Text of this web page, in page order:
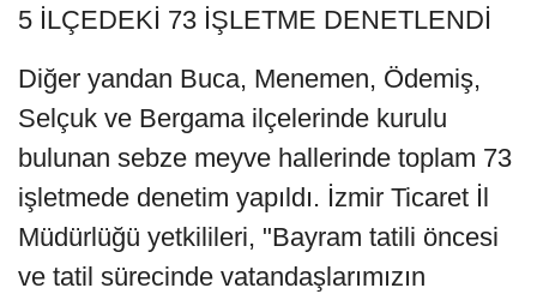
5 İLÇEDEKİ 73 İŞLETME DENETLENDİ
Diğer yandan Buca, Menemen, Ödemiş,
Selçuk ve Bergama ilçelerinde kurulu
bulunan sebze meyve hallerinde toplam 73
işletmede denetim yapıldı. İzmir Ticaret İl
Müdürlüğü yetkilileri, "Bayram tatili öncesi
ve tatil sürecinde vatandaşlarımızın